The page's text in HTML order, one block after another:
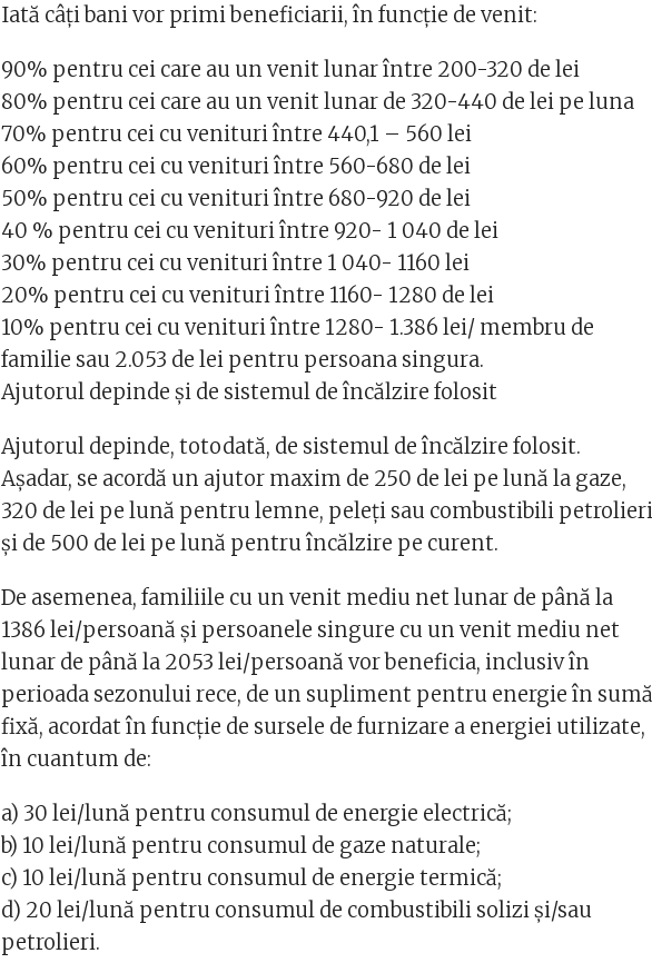
Iată câți bani vor primi beneficiarii, în funcție de venit:
90% pentru cei care au un venit lunar între 200-320 de lei
80% pentru cei care au un venit lunar de 320-440 de lei pe luna
70% pentru cei cu venituri între 440,1 – 560 lei
60% pentru cei cu venituri între 560-680 de lei
50% pentru cei cu venituri între 680-920 de lei
40 % pentru cei cu venituri între 920- 1 040 de lei
30% pentru cei cu venituri între 1 040- 1160 lei
20% pentru cei cu venituri între 1160- 1280 de lei
10% pentru cei cu venituri între 1280- 1.386 lei/ membru de
familie sau 2.053 de lei pentru persoana singura.
Ajutorul depinde și de sistemul de încălzire folosit
Ajutorul depinde, totodată, de sistemul de încălzire folosit.
Așadar, se acordă un ajutor maxim de 250 de lei pe lună la gaze,
320 de lei pe lună pentru lemne, peleți sau combustibili petrolieri
și de 500 de lei pe lună pentru încălzire pe curent.
De asemenea, familiile cu un venit mediu net lunar de până la
1386 lei/persoană și persoanele singure cu un venit mediu net
lunar de până la 2053 lei/persoană vor beneficia, inclusiv în
perioada sezonului rece, de un supliment pentru energie în sumă
fixă, acordat în funcție de sursele de furnizare a energiei utilizate,
în cuantum de:
a) 30 lei/lună pentru consumul de energie electrică;
b) 10 lei/lună pentru consumul de gaze naturale;
c) 10 lei/lună pentru consumul de energie termică;
d) 20 lei/lună pentru consumul de combustibili solizi şi/sau
petrolieri.